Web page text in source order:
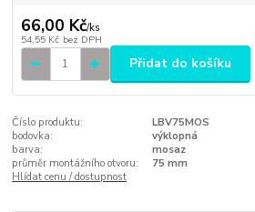
66,00 Kč/ks
54,55 Kč bez DPH
Přidat do košíku
Číslo produktu:
LBV75MOS
bodovka:
výklopná
barva:
mosaz
průměr montážního otvoru:
75 mm
Hlídat cenu / dostupnost